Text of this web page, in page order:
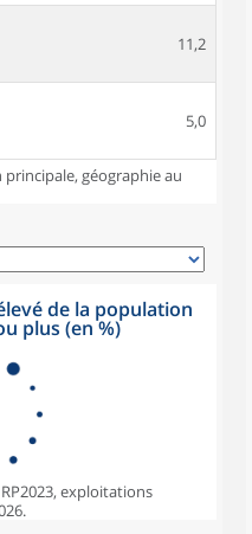
11,2
5,0
principale, géographie au
de la population
plus (en %)
RP2023, exploitations